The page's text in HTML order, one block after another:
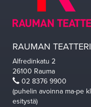
RAUMAN TEATTERI
Alfredinkatu 2
26100 Rauma
02 8376 9900
(puhelin avoinna ma-pe
esitystä)